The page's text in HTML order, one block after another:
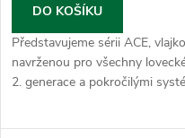
DO KOŠÍKU
Představujeme sérii ACE,
navrženou pro všechny
2. generace a pokročilými